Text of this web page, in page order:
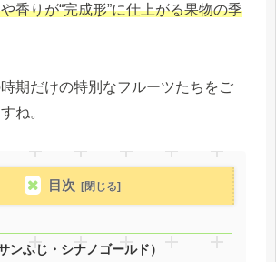
香りが“完成形”に仕上がる果物の季
期だけの特別なフルーツたちをご
ね。
目次
ンふじ・シナノゴールド）